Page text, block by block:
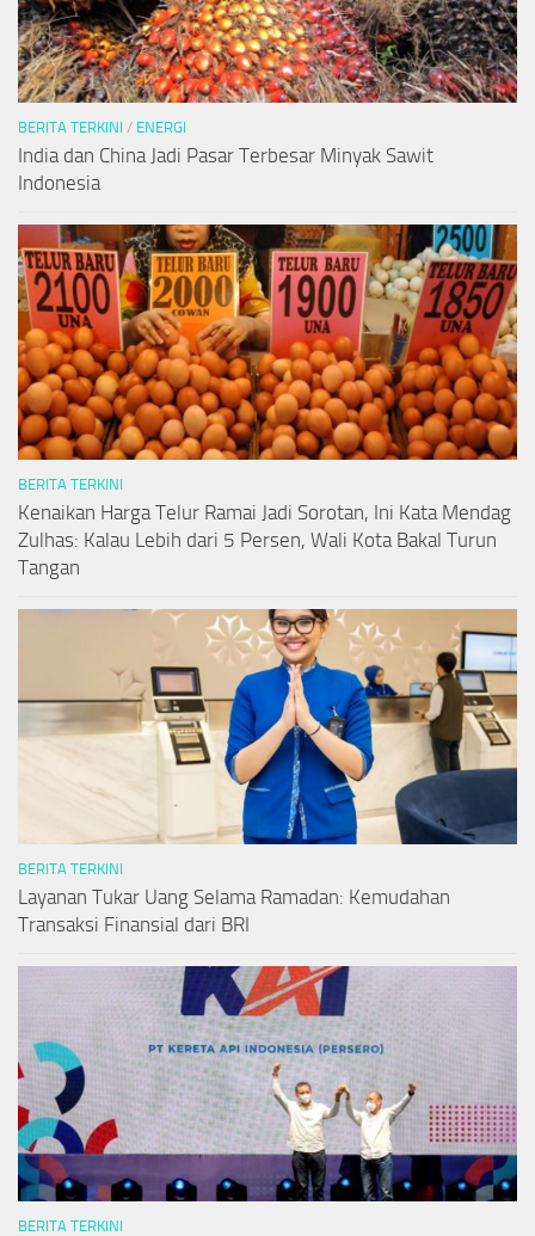
BERITA TERKINI / ENERGI
India dan China Jadi Pasar Terbesar Minyak Sawit
Indonesia
BERITA TERKINI
Kenaikan Harga Telur Ramai Jadi Sorotan, Ini Kata Mendag
Zulhas: Kalau Lebih dari 5 Persen, Wali Kota Bakal Turun
Tangan
BERITA TERKINI
Layanan Tukar Uang Selama Ramadan: Kemudahan
Transaksi Finansial dari BRI
BERITA TERKINI